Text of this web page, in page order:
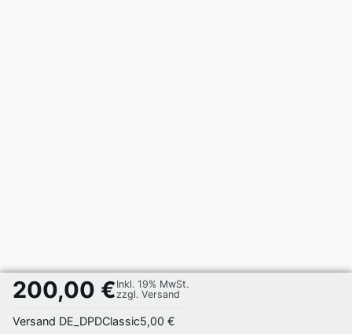
200,00 € Inkl. 19% MwSt.
zzgl. Versand
Versand DE_DPDClassic5,00 €